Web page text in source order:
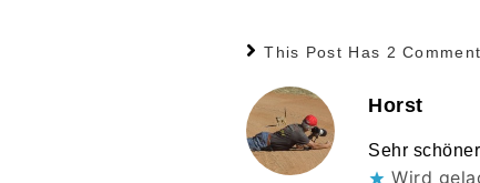
This Post Has 2
Horst
Sehr
Wird